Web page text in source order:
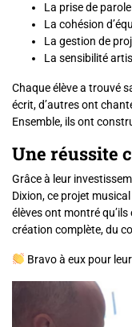
La prise de
La cohésion
La gestion de
La sensibilité
Chaque élève a trouvé
écrit, d’autres ont
Ensemble, ils ont
Une réussite
Grâce à leur
Dixion, ce projet
élèves ont montré
création complète, du
Bravo à eux pour